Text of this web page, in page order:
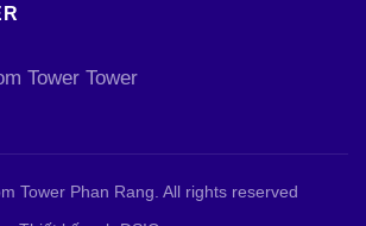
Tower Tower
Tower Phan Rang . All rights reserved